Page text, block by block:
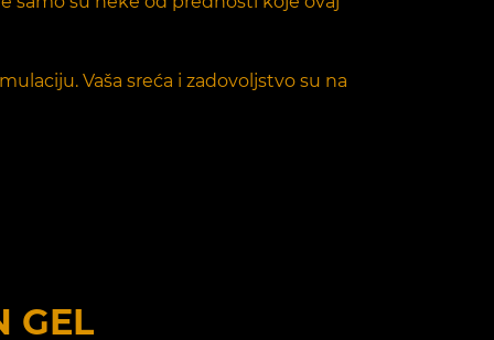
Vaša sreća i zadovoljstvo su na
GEL